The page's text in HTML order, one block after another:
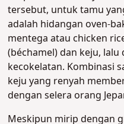
tersebut, untuk tamu
adalah hidangan oven-
mentega atau chicken
(béchamel) dan keju,
kecokelatan. Kombinasi
keju yang renyah
dengan selera orang
Meskipun mirip dengan